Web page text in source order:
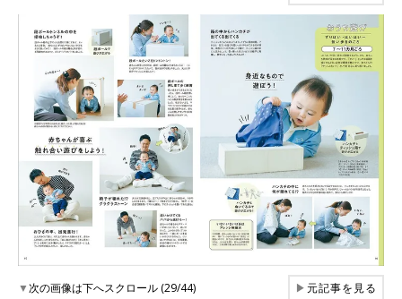
▼次の画像は下へスクロール (29/44) ▶元記事を見る